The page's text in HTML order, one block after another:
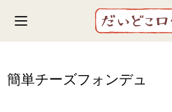
Toggle navigation
簡単チーズフォンデュ